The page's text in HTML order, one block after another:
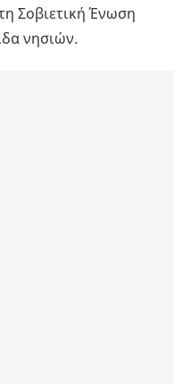
Σοβιετική Ένωση
νησιών.